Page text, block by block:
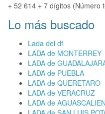
+ 52 614 + 7 dígitos (Número
Lo más buscado
Lada del df
LADA de MONTERREY
LADA de
LADA de PUEBLA
LADA de QUERETARO
LADA de VERACRUZ
LADA de